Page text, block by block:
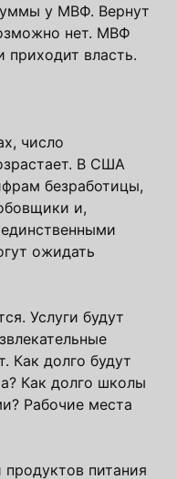
у МВФ. Вернут
нет. МВФ
приходит власть.
число
В США
безработицы,
и,
ожидать
Услуги будут
Как долго будут
Как долго школы
Рабочие места
питания